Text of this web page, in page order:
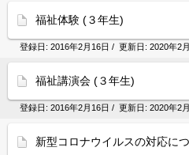
福祉体験 (３年生)
登録日: 2016年2月16日 / 更新日: 2020年2
福祉講演会 (３年生)
登録日: 2016年2月16日 / 更新日: 2020年2
新型コロナウイルスの対応に